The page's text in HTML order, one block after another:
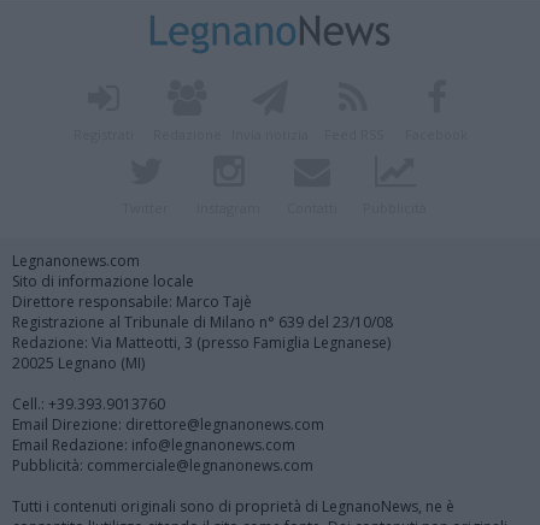
Legnanonews.com
Sito di informazione locale
Direttore responsabile: Marco Tajè
Registrazione al Tribunale di Milano n° 639 del 23/10/08
Redazione: Via Matteotti, 3 (presso Famiglia Legnanese)
20025 Legnano (MI)
Cell.: +39.393.9013760
Email Direzione: direttore@legnanonews.com
Email Redazione: info@legnanonews.com
Pubblicità: commerciale@legnanonews.com
Tutti i contenuti originali sono di proprietà di LegnanoNews, ne è